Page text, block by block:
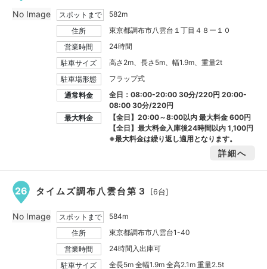
スポットまで
582m
住所
東京都調布市八雲台１丁目４８ー１０
営業時間
24時間
駐車サイズ
高さ2m、長さ5m、幅1.9m、重量2t
駐車場形態
フラップ式
通常料金
全日：08:00-20:00 30分/220円 20:00-
08:00 30分/220円
最大料金
【全日】20:00～8:00以内 最大料金600円
【全日】最大料金入庫後24時間以内1,100円
※最大料金は繰り返し適用となります。
詳細へ
No Image
26 タイムズ調布八雲台第３ [6台]
スポットまで
584m
住所
東京都調布市八雲台1-40
営業時間
24時間入出庫可
駐車サイズ
全長5m 全幅1.9m 全高2.1m 重量2.5t
No Image